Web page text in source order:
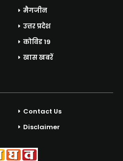
मैगजीन
उत्तर प्रदेश
कोविड 19
खास खबरें
Contact Us
Disclaimer